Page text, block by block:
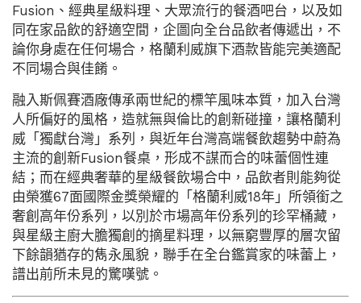
Fusion、經典星級料理、大眾流行的餐酒吧台，以及如
同在家品飲的舒適空間，企圖向全台品飲者傳遞出，不
論你身處在任何場合，格蘭利威旗下酒款皆能完美適配
不同場合與佳餚。
融入斯佩賽酒廠傳承兩世紀的標竿風味本質，加入台灣
人所偏好的風格，造就無與倫比的創新碰撞，讓格蘭利
威「獨獻台灣」系列，與近年台灣高端餐飲趨勢中蔚為
主流的創新Fusion餐桌，形成不謀而合的味蕾個性連
結；而在經典奢華的星級餐飲場合中，品飲者則能夠從
由榮獲67面國際金獎榮耀的「格蘭利威18年」所領銜之
奢創高年份系列，以別於市場高年份系列的珍罕桶藏，
與星級主廚大膽獨創的摘星料理，以無窮豐厚的層次留
下餘韻猶存的雋永風貌，聯手在全台鑑賞家的味蕾上，
譜出前所未見的驚嘆號。